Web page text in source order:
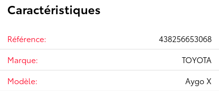
Caractéristiques
Référence:
438256653068
Marque:
TOYOTA
Modèle:
Aygo X